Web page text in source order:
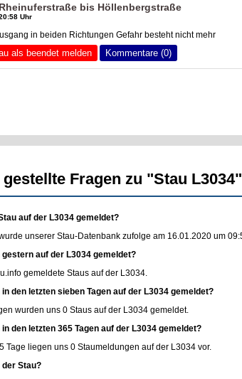
bis Höllenbergstraße
Uhr
in beiden Richtungen Gefahr besteht nicht mehr
als beendet melden Kommentare (0)
gestellte Fragen zu "Stau L3034"
auf der L3034 gemeldet?
unserer Stau-Datenbank zufolge am 16.01.2020 um
auf der L3034 gemeldet?
gemeldete Staus auf der L3034.
den letzten sieben Tagen auf der L3034 gemeldet?
wurden uns 0 Staus auf der L3034 gemeldet.
den letzten 365 Tagen auf der L3034 gemeldet?
Tage liegen uns 0 Staumeldungen auf der L3034 vor.
der Stau?